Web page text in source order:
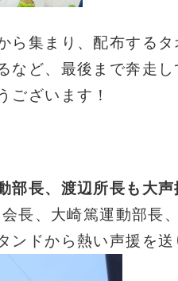
ら集まり、配布する
など、最後まで奔走
ございます！
部長、渡辺所長も大声
長、大崎篤運動部長
ドから熱い声援を送